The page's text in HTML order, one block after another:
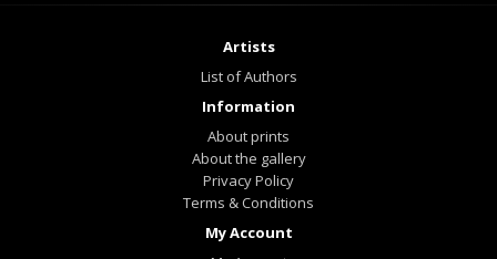
Artists
List of Authors
Information
About prints
About the gallery
Privacy Policy
Terms & Conditions
My Account